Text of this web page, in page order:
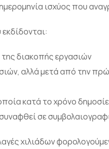
ισχύος που
διακοπής εργασιών
αλλά μετά από την
κατά το χρόνο
σε
χιλιάδων